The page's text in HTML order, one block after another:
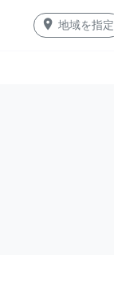
place 地域を指定